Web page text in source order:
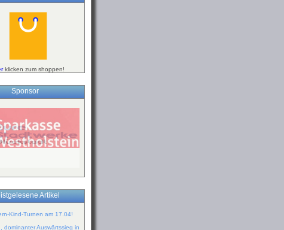
klicken zum shoppen!
Sponsor
Artikel
Kind-Turnen am 17.04!
dominanter Auswärtssieg in